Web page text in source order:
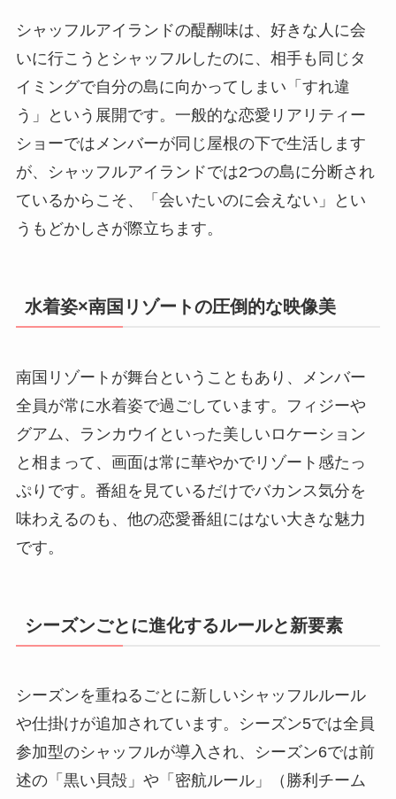
シャッフルアイランドの醍醐味は、好きな人に会
いに行こうとシャッフルしたのに、相手も同じタ
イミングで自分の島に向かってしまい「すれ違
う」という展開です。一般的な恋愛リアリティー
ショーではメンバーが同じ屋根の下で生活します
が、シャッフルアイランドでは2つの島に分断され
ているからこそ、「会いたいのに会えない」とい
うもどかしさが際立ちます。
水着姿×南国リゾートの圧倒的な映像美
南国リゾートが舞台ということもあり、メンバー
全員が常に水着姿で過ごしています。フィジーや
グアム、ランカウイといった美しいロケーション
と相まって、画面は常に華やかでリゾート感たっ
ぷりです。番組を見ているだけでバカンス気分を
味わえるのも、他の恋愛番組にはない大きな魅力
です。
シーズンごとに進化するルールと新要素
シーズンを重ねるごとに新しいシャッフルルール
や仕掛けが追加されています。シーズン5では全員
参加型のシャッフルが導入され、シーズン6では前
述の「黒い貝殻」や「密航ルール」（勝利チーム